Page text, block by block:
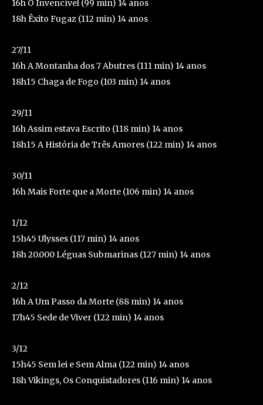
16h O Invencível (99 min) 14 anos
18h Êxito Fugaz (112 min) 14 anos
27/11
16h A Montanha dos 7 Abutres (111 min) 14 anos
18h15 Chaga de Fogo (103 min) 14 anos
29/11
16h Assim estava Escrito (118 min) 14 anos
18h15 A História de Três Amores (122 min) 14 anos
30/11
16h Mais Forte que a Morte (106 min) 14 anos
1/12
15h45 Ulysses (117 min) 14 anos
18h 20.000 Léguas Submarinas (127 min) 14 anos
2/12
16h A Um Passo da Morte (88 min) 14 anos
17h45 Sede de Viver (122 min) 14 anos
3/12
15h45 Sem lei e Sem Alma (122 min) 14 anos
18h Vikings, Os Conquistadores (116 min) 14 anos